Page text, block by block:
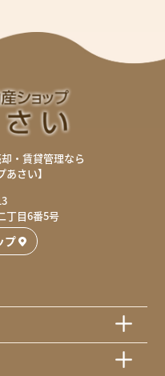
・賃貸管理なら
あさい】
丁目6番5号
プ